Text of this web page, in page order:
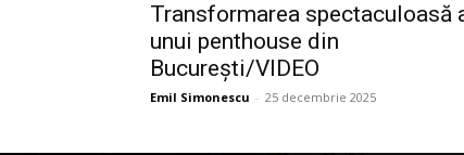
Transformarea spectaculoasă
unui penthouse din
București/VIDEO
Emil Simonescu - 25 decembrie 2025